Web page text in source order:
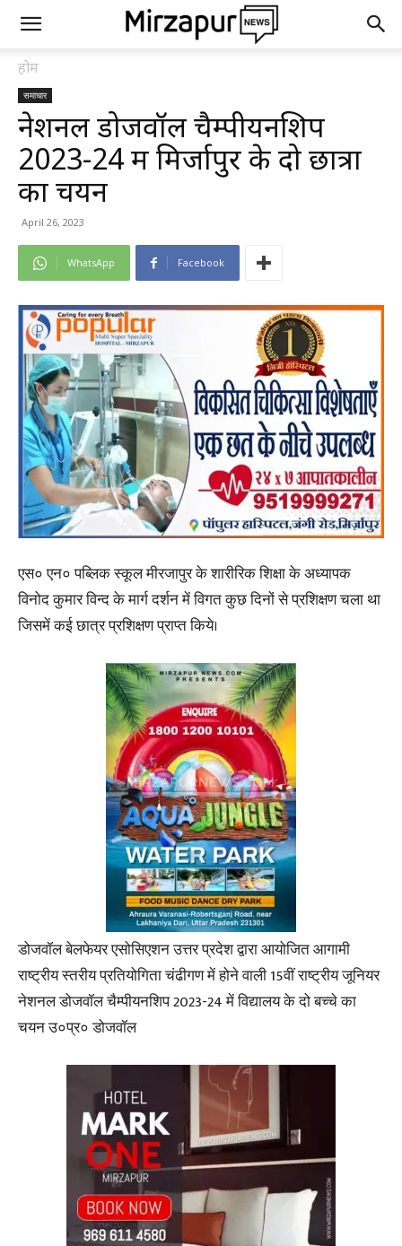
होम
समाचार
नेशनल डोजवॉल चैम्पीयनशिप
2023-24 में मिर्जापुर के दो छात्रों
का चयन
April 26, 2023
WhatsApp Facebook
एस० एन० पब्लिक स्कूल मीरजापुर के शारीरिक शिक्षा के अध्यापक
विनोद कुमार विन्द के मार्ग दर्शन में विगत कुछ दिनों से प्रशिक्षण चला था
जिसमें कई छात्र प्रशिक्षण प्राप्त किये।
डोजवॉल बेलफेयर एसोसिएशन उत्तर प्रदेश द्वारा आयोजित आगामी
राष्ट्रीय स्तरीय प्रतियोगिता चंढीगण में होने वाली 15वीं राष्ट्रीय जूनियर
नेशनल डोजवॉल चैम्पीयनशिप 2023-24 में विद्यालय के दो बच्चे का
चयन उ०प्र० डोजवॉल